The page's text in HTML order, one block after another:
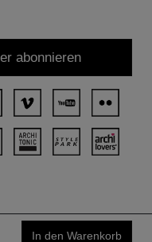
In den Warenkorb
abonnieren